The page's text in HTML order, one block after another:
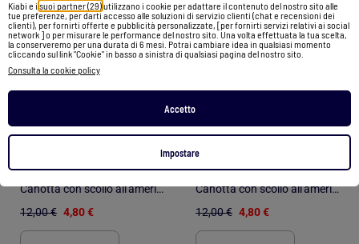
Kiabi e i suoi partner (29)utilizzano i cookie per adattare il contenuto del nostro sito alle
tue preferenze, per darti accesso alle soluzioni di servizio clienti (chat e recensioni dei
clienti), per fornirti offerte e pubblicità personalizzate, [per fornirti servizi relativi ai social
network ] o per misurare le performance del nostro sito. Una volta effettuata la tua scelta,
la conserveremo per una durata di 6 mesi. Potrai cambiare idea in qualsiasi momento
cliccando sul link "Cookie" in basso a sinistra di qualsiasi pagina del nostro sito.
Consulta la cookie policy
Accetto
Impostare
-60%
Canotta con scollo all'americana
12,00 € 4,80 €
-60%
Canotta con scollo all'americana
12,00 € 4,80 €